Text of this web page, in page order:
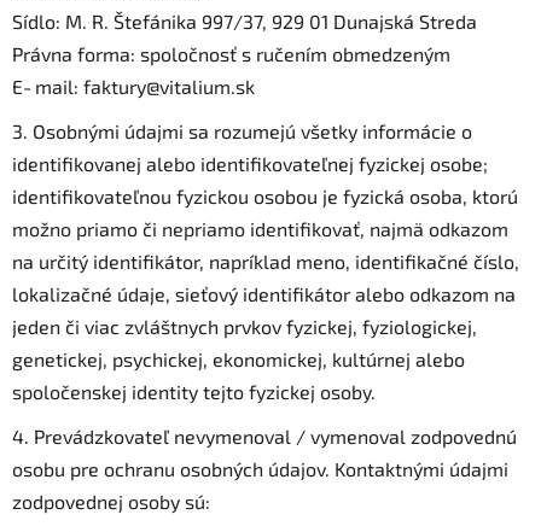
Sídlo: M. R. Štefánika 997/37, 929 01 Dunajská Streda
Právna forma: spoločnosť s ručením obmedzeným
E‑mail: faktury@vitalium.sk
3. Osobnými údajmi sa rozumejú všetky informácie o
identifikovanej alebo identifikovateľnej fyzickej osobe;
identifikovateľnou fyzickou osobou je fyzická osoba, ktorú
možno priamo či nepriamo identifikovať, najmä odkazom
na určitý identifikátor, napríklad meno, identifikačné číslo,
lokalizačné údaje, sieťový identifikátor alebo odkazom na
jeden či viac zvláštnych prvkov fyzickej, fyziologickej,
genetickej, psychickej, ekonomickej, kultúrnej alebo
spoločenskej identity tejto fyzickej osoby.
4. Prevádzkovateľ nevymenoval / vymenoval zodpovednú
osobu pre ochranu osobných údajov. Kontaktnými údajmi
zodpovednej osoby sú: